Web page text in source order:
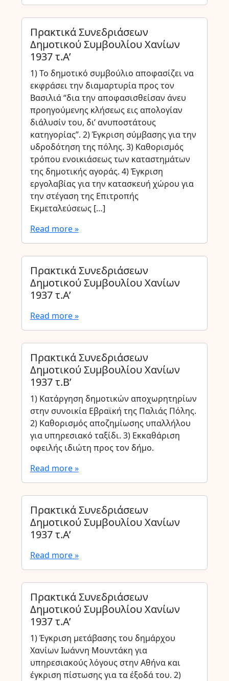
Πρακτικά Συνεδριάσεων
Δημοτικού Συμβουλίου Χανίων
1937 τ.Α’
1) Το δημοτικό συμβούλιο αποφασίζει να
εκφράσει την διαμαρτυρία προς τον
Βασιλιά “δια την αποφασισθείσαν άνευ
προηγούμενης κλήσεως εις απολογίαν
διάλυσίν του, δι’ ανυποστάτους
κατηγορίας”. 2) Έγκριση σύμβασης για την
υδροδότηση της πόλης. 3) Καθορισμός
τρόπου ενοικιάσεως των καταστημάτων
της δημοτικής αγοράς. 4) Έγκριση
εργολαβίας για την κατασκευή χώρου για
την στέγαση της Επιτροπής
Εκμεταλεύσεως […]
Read more »
Πρακτικά Συνεδριάσεων
Δημοτικού Συμβουλίου Χανίων
1937 τ.Α’
Read more »
Πρακτικά Συνεδριάσεων
Δημοτικού Συμβουλίου Χανίων
1937 τ.Β’
1) Κατάργηση δημοτικών αποχωρητηρίων
στην συνοικία Εβραϊκή της Παλιάς Πόλης.
2) Καθορισμός αποζημίωσης υπαλλήλου
για υπηρεσιακό ταξίδι. 3) Εκκαθάριση
οφειλής ιδιώτη προς τον δήμο.
Read more »
Πρακτικά Συνεδριάσεων
Δημοτικού Συμβουλίου Χανίων
1937 τ.Α’
Read more »
Πρακτικά Συνεδριάσεων
Δημοτικού Συμβουλίου Χανίων
1937 τ.Α’
1) Έγκριση μετάβασης του δημάρχου
Χανίων Ιωάννη Μουντάκη για
υπηρεσιακούς λόγους στην Αθήνα και
έγκριση πίστωσης για τα έξοδά του. 2)